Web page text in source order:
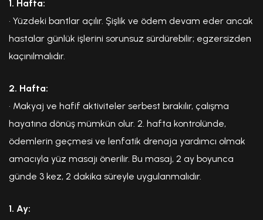
1. Hafta:
• Yüzdeki bantlar açılır. Şişlik ve ödem devam eder ancak
hastalar günlük işlerini sorunsuz sürdürebilir; egzersizden
kaçınılmalıdır.
2. Hafta:
• Makyaj ve hafif aktiviteler serbest bırakılır, çalışma
hayatına dönüş mümkün olur. 2. hafta kontrolünde,
ödemlerin geçmesi ve lenfatik drenaja yardımcı olmak
amacıyla yüz masajı önerilir. Bu masaj, 2 ay boyunca
günde 3 kez, 2 dakika süreyle uygulanmalıdır.
1. Ay: